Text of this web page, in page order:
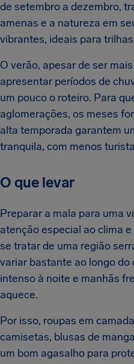
de setembro a dezembro,
amenas e a natureza em
vibrantes, ideais para
O verão, apesar de ser
apresentar períodos de
um pouco o roteiro. Para
aglomerações, os meses
alta temporada garantem
tranquila, com menos
O que levar
Preparar a mala para uma
atenção especial ao clima
se tratar de uma região
variar bastante ao longo do
intenso à noite e manhãs
aquece.
Por isso, roupas em
camisetas, blusas de
um bom agasalho para